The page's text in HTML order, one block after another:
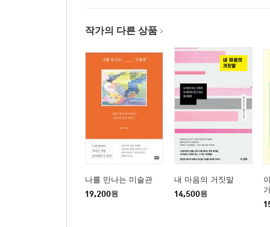
작가의 다른 상품
나를 만나는 미술관
19,200원
내 마음의 거짓말
14,500원